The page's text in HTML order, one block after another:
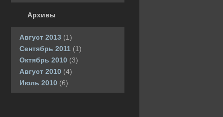
Архивы
Август 2013 (1)
Сентябрь 2011 (1)
Октябрь 2010 (3)
Август 2010 (4)
Июль 2010 (6)